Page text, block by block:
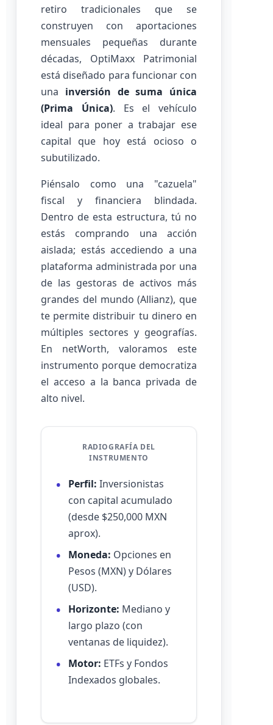
retiro tradicionales que se
construyen con aportaciones
mensuales pequeñas durante
décadas, OptiMaxx Patrimonial
está diseñado para funcionar con
una inversión de suma única
(Prima Única). Es el vehículo
ideal para poner a trabajar ese
capital que hoy está ocioso o
subutilizado.
Piénsalo como una "cazuela"
fiscal y financiera blindada.
Dentro de esta estructura, tú no
estás comprando una acción
aislada; estás accediendo a una
plataforma administrada por una
de las gestoras de activos más
grandes del mundo (Allianz), que
te permite distribuir tu dinero en
múltiples sectores y geografías.
En netWorth, valoramos este
instrumento porque democratiza
el acceso a la banca privada de
alto nivel.
RADIOGRAFÍA DEL
INSTRUMENTO
Perfil: Inversionistas
con capital acumulado
(desde $250,000 MXN
aprox).
Moneda: Opciones en
Pesos (MXN) y Dólares
(USD).
Horizonte: Mediano y
largo plazo (con
ventanas de liquidez).
Motor: ETFs y Fondos
Indexados globales.